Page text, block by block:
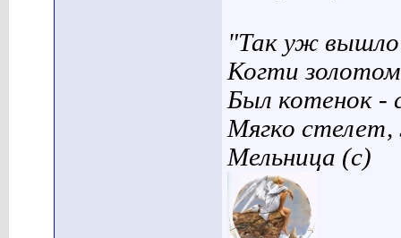
"Так уж вышло
Когти
Был котенок -
Мягко
Мельница (с)